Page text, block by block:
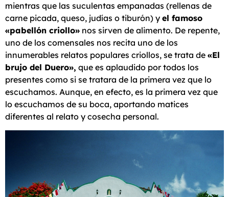
mientras que las suculentas empanadas (rellenas de
carne picada, queso, judías o tiburón) y el famoso
«pabellón criollo» nos sirven de alimento. De repente,
uno de los comensales nos recita uno de los
innumerables relatos populares criollos, se trata de «El
brujo del Duero», que es aplaudido por todos los
presentes como si se tratara de la primera vez que lo
escuchamos. Aunque, en efecto, es la primera vez que
lo escuchamos de su boca, aportando matices
diferentes al relato y cosecha personal.